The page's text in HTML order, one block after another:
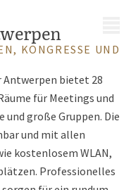
KONGRESSE UND
Antwerpen bietet 28
für Meetings und
große Gruppen. Die
und mit allen
kostenlosem WLAN,
Professionelles